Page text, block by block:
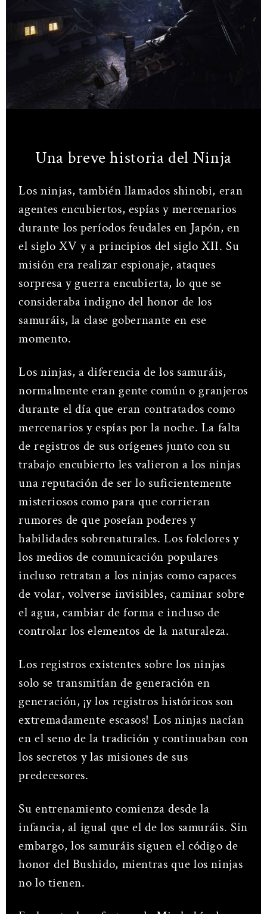
Una breve historia del Ninja
Los ninjas, también llamados shinobi, eran
agentes encubiertos, espías y mercenarios
durante los períodos feudales en Japón, en
el siglo XV y a principios del siglo XII. Su
misión era realizar espionaje, ataques
sorpresa y guerra encubierta, lo que se
consideraba indigno del honor de los
samuráis, la clase gobernante en ese
momento.
Los ninjas, a diferencia de los samuráis,
normalmente eran gente común o granjeros
durante el día que eran contratados como
mercenarios y espías por la noche. La falta
de registros de sus orígenes junto con su
trabajo encubierto les valieron a los ninjas
una reputación de ser lo suficientemente
misteriosos como para que corrieran
rumores de que poseían poderes y
habilidades sobrenaturales. Los folclores y
los medios de comunicación populares
incluso retratan a los ninjas como capaces
de volar, volverse invisibles, caminar sobre
el agua, cambiar de forma e incluso de
controlar los elementos de la naturaleza.
Los registros existentes sobre los ninjas
solo se transmitían de generación en
generación, ¡y los registros históricos son
extremadamente escasos! Los ninjas nacían
en el seno de la tradición y continuaban con
los secretos y las misiones de sus
predecesores.
Su entrenamiento comienza desde la
infancia, al igual que el de los samuráis. Sin
embargo, los samuráis siguen el código de
honor del Bushido, mientras que los ninjas
no lo tienen.